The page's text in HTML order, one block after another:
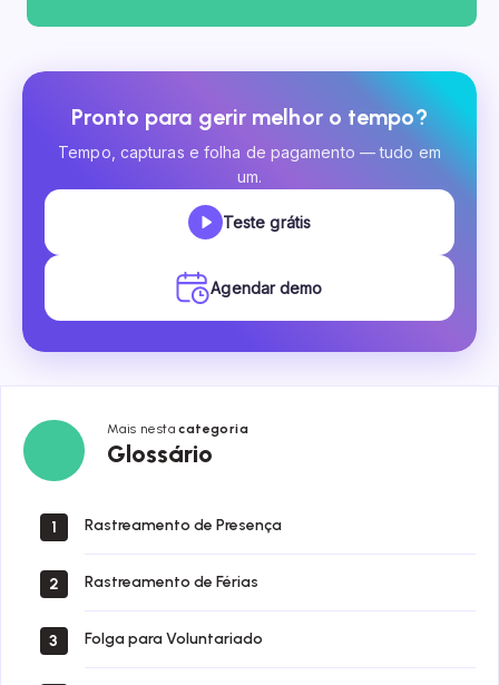
Pronto para gerir melhor o tempo?
Tempo, capturas e folha de pagamento — tudo em
um.
Teste grátis
Agendar demo
Mais nestacategoria
Glossário
Glossário
1 Rastreamento de Presença
2 Rastreamento de Férias
3 Folga para Voluntariado